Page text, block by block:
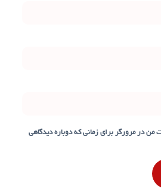
من در مرورگر برای زمانی که دوباره دیدگاهی